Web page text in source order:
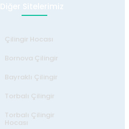
Diğer Sitelerimiz
Çilingir Hocası
Bornova Çilingir
Bayraklı Çilingir
Torbalı Çilingir
Torbalı Çilingir
Hocası